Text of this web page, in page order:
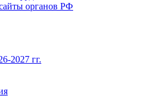
органов РФ
2027 гг.